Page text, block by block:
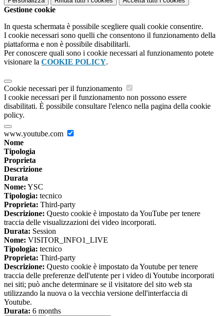
Gestione cookie
In questa schermata è possibile scegliere quali cookie consentire.
I cookie necessari sono quelli che consentono il funzionamento della
piattaforma e non è possibile disabilitarli.
Per conoscere quali sono i cookie necessari al funzionamento potete
visionare la COOKIE POLICY.
Cookie necessari per il funzionamento
I cookie necessari per il funzionamento non possono essere
disabilitati. È possibile consultare l'elenco nella pagina della cookie
policy.
www.youtube.com
Nome
Tipologia
Proprieta
Descrizione
Durata
Nome: YSC
Tipologia: tecnico
Proprieta: Third-party
Descrizione: Questo cookie è impostato da YouTube per tenere
traccia delle visualizzazioni dei video incorporati.
Durata: Session
Nome: VISITOR_INFO1_LIVE
Tipologia: tecnico
Proprieta: Third-party
Descrizione: Questo cookie è impostato da Youtube per tenere
traccia delle preferenze dell'utente per i video di Youtube incorporati
nei siti; può anche determinare se il visitatore del sito web sta
utilizzando la nuova o la vecchia versione dell'interfaccia di
Youtube.
Durata: 6 months